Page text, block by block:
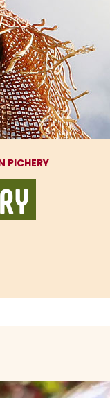
PICHERY